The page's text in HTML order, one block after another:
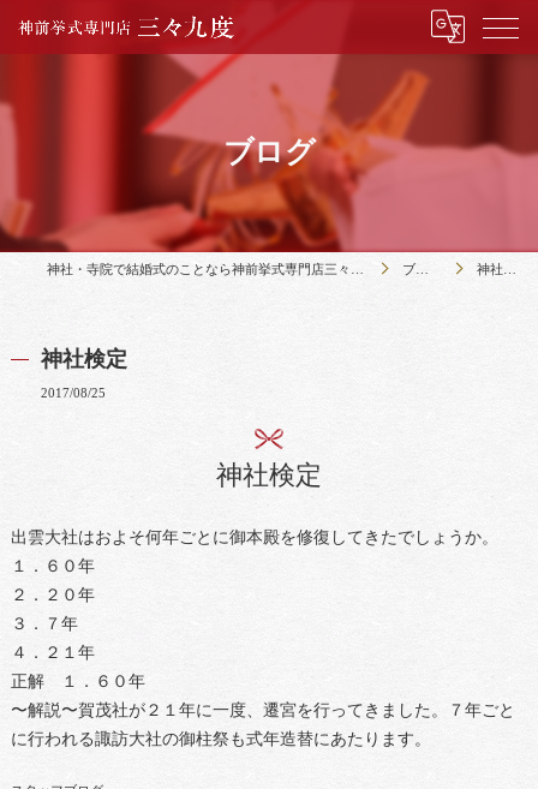
ブログ
ブログ 神社検定
神社検定
2017/08/25
神社検定
出雲大社はおよそ何年ごとに御本殿を修復してきたでしょうか。
１．６０年
２．２０年
３．７年
４．２１年
正解 １．６０年
〜解説〜賀茂社が２１年に一度、遷宮を行ってきました。７年ごと
に行われる諏訪大社の御柱祭も式年造替にあたります。